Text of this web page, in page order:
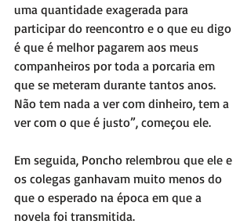
uma quantidade exagerada para
participar do reencontro e o que eu digo
é que é melhor pagarem aos meus
companheiros por toda a porcaria em
que se meteram durante tantos anos.
Não tem nada a ver com dinheiro, tem a
ver com o que é justo”, começou ele.
Em seguida, Poncho relembrou que ele e
os colegas ganhavam muito menos do
que o esperado na época em que a
novela foi transmitida.